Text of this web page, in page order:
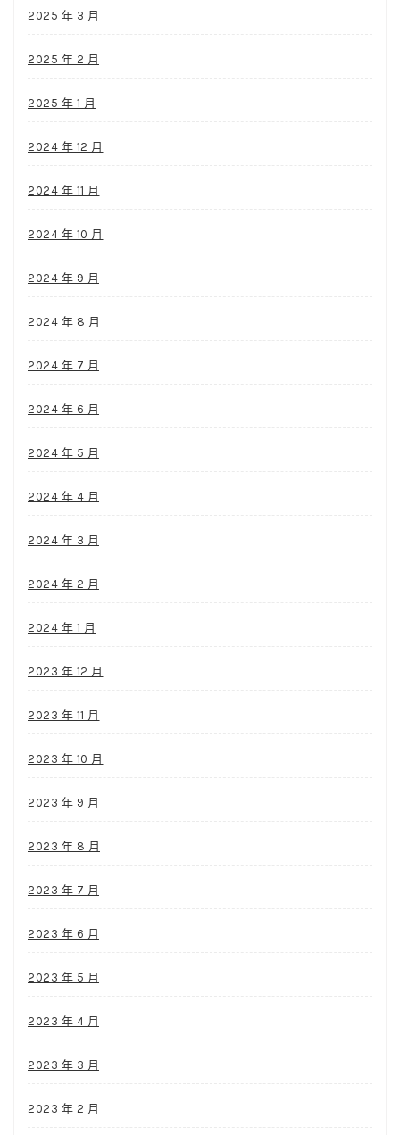
2025 年 3 月
2025 年 2 月
2025 年 1 月
2024 年 12 月
2024 年 11 月
2024 年 10 月
2024 年 9 月
2024 年 8 月
2024 年 7 月
2024 年 6 月
2024 年 5 月
2024 年 4 月
2024 年 3 月
2024 年 2 月
2024 年 1 月
2023 年 12 月
2023 年 11 月
2023 年 10 月
2023 年 9 月
2023 年 8 月
2023 年 7 月
2023 年 6 月
2023 年 5 月
2023 年 4 月
2023 年 3 月
2023 年 2 月